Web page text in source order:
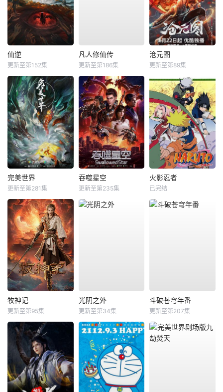
仙逆
更新至第152集
凡人修仙传
更新至第186集
沧元图
更新至第89集
完美世界
更新至第281集
吞噬星空
更新至第235集
火影忍者
已完结
牧神记
更新至第95集
光阴之外
更新至第34集
斗破苍穹年番
更新至第207集